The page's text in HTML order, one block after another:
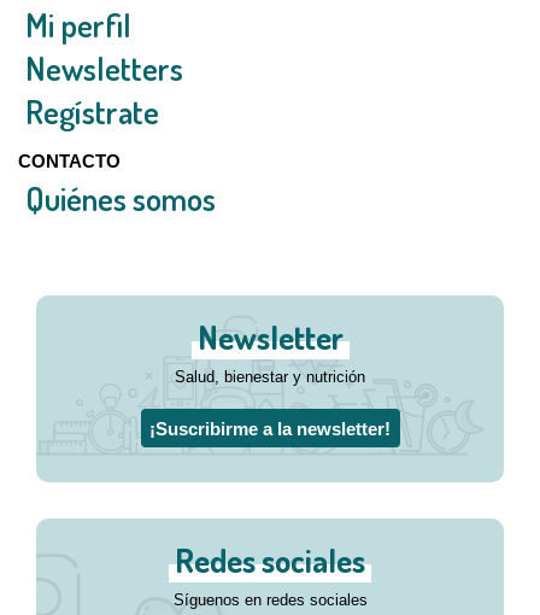
Mi perfil
Newsletters
Regístrate
CONTACTO
Quiénes somos
Newsletter
Salud, bienestar y nutrición
¡Suscribirme a la newsletter!
Redes sociales
Síguenos en redes sociales